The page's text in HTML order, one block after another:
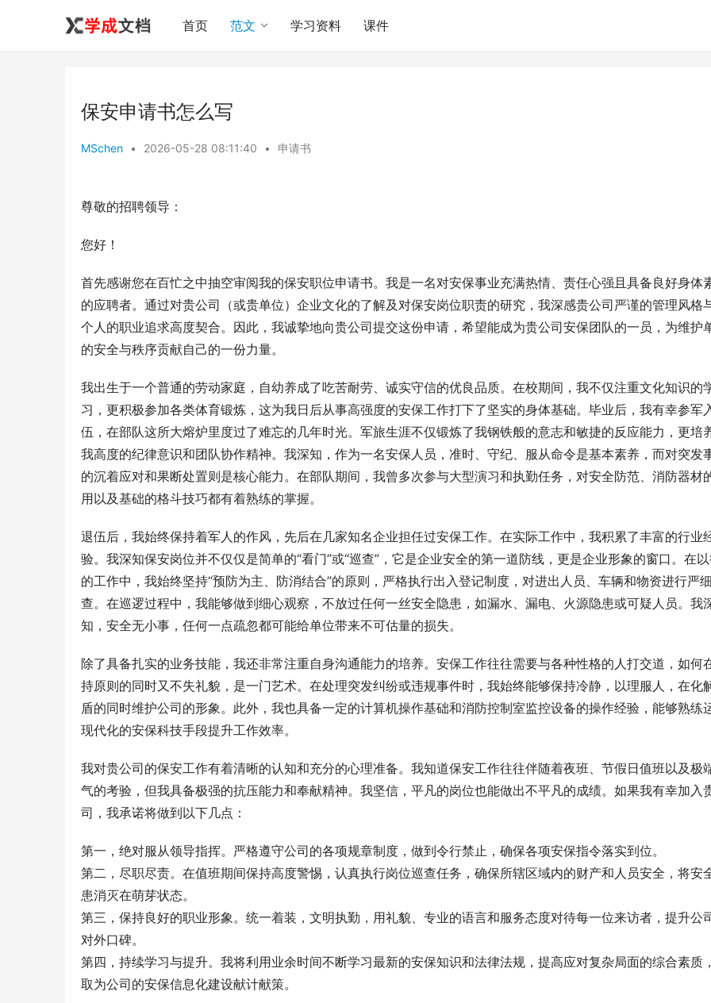
首页 范文 学习资料 课件
保安申请书怎么写
MSchen • 2026-05-28 08:11:40 • 申请书
尊敬的招聘领导：
您好！
首先感谢您在百忙之中抽空审阅我的保安职位申请书。我是一名对安保事业充满热情、责任心强且具备良好身体
的应聘者。通过对贵公司（或贵单位）企业文化的了解及对保安岗位职责的研究，我深感贵公司严谨的管理风格
个人的职业追求高度契合。因此，我诚挚地向贵公司提交这份申请，希望能成为贵公司安保团队的一员，为维护
的安全与秩序贡献自己的一份力量。
我出生于一个普通的劳动家庭，自幼养成了吃苦耐劳、诚实守信的优良品质。在校期间，我不仅注重文化知识的
习，更积极参加各类体育锻炼，这为我日后从事高强度的安保工作打下了坚实的身体基础。毕业后，我有幸参军
伍，在部队这所大熔炉里度过了难忘的几年时光。军旅生涯不仅锻炼了我钢铁般的意志和敏捷的反应能力，更培
我高度的纪律意识和团队协作精神。我深知，作为一名安保人员，准时、守纪、服从命令是基本素养，而对突发
的沉着应对和果断处置则是核心能力。在部队期间，我曾多次参与大型演习和执勤任务，对安全防范、消防器材
用以及基础的格斗技巧都有着熟练的掌握。
退伍后，我始终保持着军人的作风，先后在几家知名企业担任过安保工作。在实际工作中，我积累了丰富的行业
验。我深知保安岗位并不仅仅是简单的“看门”或“巡查”，它是企业安全的第一道防线，更是企业形象的窗口。在
的工作中，我始终坚持“预防为主、防消结合”的原则，严格执行出入登记制度，对进出人员、车辆和物资进行严
查。在巡逻过程中，我能够做到细心观察，不放过任何一丝安全隐患，如漏水、漏电、火源隐患或可疑人员。我
知，安全无小事，任何一点疏忽都可能给单位带来不可估量的损失。
除了具备扎实的业务技能，我还非常注重自身沟通能力的培养。安保工作往往需要与各种性格的人打交道，如何
持原则的同时又不失礼貌，是一门艺术。在处理突发纠纷或违规事件时，我始终能够保持冷静，以理服人，在化
盾的同时维护公司的形象。此外，我也具备一定的计算机操作基础和消防控制室监控设备的操作经验，能够熟练
现代化的安保科技手段提升工作效率。
我对贵公司的保安工作有着清晰的认知和充分的心理准备。我知道保安工作往往伴随着夜班、节假日值班以及极
气的考验，但我具备极强的抗压能力和奉献精神。我坚信，平凡的岗位也能做出不平凡的成绩。如果我有幸加入
司，我承诺将做到以下几点：
第一，绝对服从领导指挥。严格遵守公司的各项规章制度，做到令行禁止，确保各项安保指令落实到位。
第二，尽职尽责。在值班期间保持高度警惕，认真执行岗位巡查任务，确保所辖区域内的财产和人员安全，将安
患消灭在萌芽状态。
第三，保持良好的职业形象。统一着装，文明执勤，用礼貌、专业的语言和服务态度对待每一位来访者，提升公
对外口碑。
第四，持续学习与提升。我将利用业余时间不断学习最新的安保知识和法律法规，提高应对复杂局面的综合素质
取为公司的安保信息化建设献计献策。